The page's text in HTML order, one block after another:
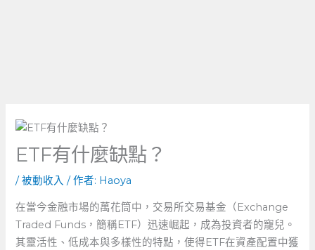
ETF有什麼缺點？
/被動收入 / 作者: Haoya
在當今金融市場的萬花筒中，交易所交易基金（Exchange
Traded Funds，簡稱ETF）迅速崛起，成為投資者的寵兒。
其靈活性、低成本與多樣性的特點，使得ETF在資產配置中獲